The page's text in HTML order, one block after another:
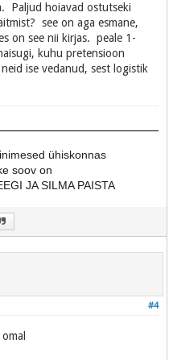
Paljud hoiavad ostutseki
see on aga esmane,
on see nii kirjas. peale 1-
kuhu pretensioon
ise vedanud, sest logistik
ühiskonnas
soov on
PAISTA
#4